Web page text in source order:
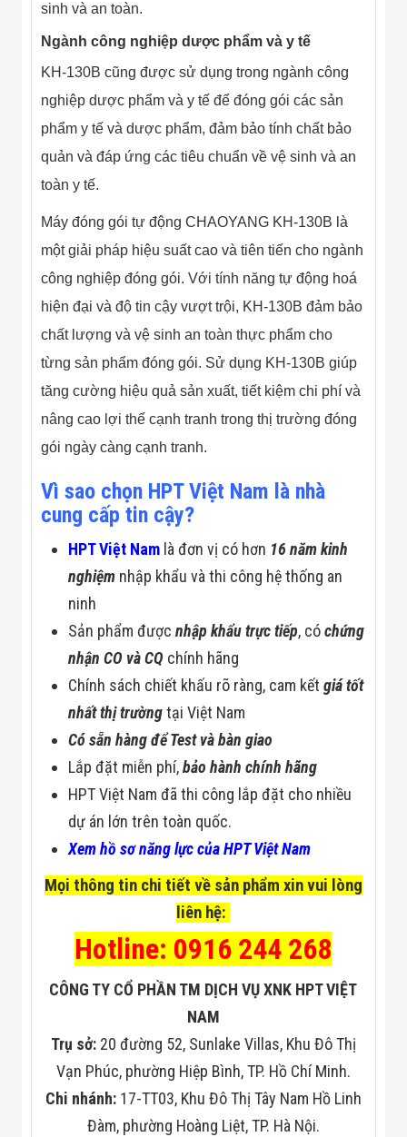
sinh và an toàn.
Ngành công nghiệp dược phẩm và y tế
KH-130B cũng được sử dụng trong ngành công
nghiệp dược phẩm và y tế để đóng gói các sản
phẩm y tế và dược phẩm, đảm bảo tính chất bảo
quản và đáp ứng các tiêu chuẩn về vệ sinh và an
toàn y tế.
Máy đóng gói tự động CHAOYANG KH-130B là
một giải pháp hiệu suất cao và tiên tiến cho ngành
công nghiệp đóng gói. Với tính năng tự động hoá
hiện đại và độ tin cậy vượt trội, KH-130B đảm bảo
chất lượng và vệ sinh an toàn thực phẩm cho
từng sản phẩm đóng gói. Sử dụng KH-130B giúp
tăng cường hiệu quả sản xuất, tiết kiệm chi phí và
nâng cao lợi thế cạnh tranh trong thị trường đóng
gói ngày càng cạnh tranh.
Vì sao chọn HPT Việt Nam là nhà
cung cấp tin cậy?
HPT Việt Nam là đơn vị có hơn 16 năm kinh
nghiệm nhập khẩu và thi công hệ thống an
ninh
Sản phẩm đượcnhập khẩu trực tiếp, cóchứng
nhận CO và CQ chính hãng
Chính sách chiết khấu rõ ràng, cam kếtgiá tốt
nhất thị trườngtại Việt Nam
Có sẵn hàng để Test và bàn giao
Lắp đặt miễn phí,bảo hành chính hãng
HPT Việt Nam đã thi công lắp đặt cho nhiều
dự án lớn trên toàn quốc.
Xem hồ sơ năng lực của HPT Việt Nam
Mọi thông tin chi tiết về sản phẩm xin vui lòng
liên hệ:
Hotline: 0916 244 268
CÔNG TY CỔ PHẦN TM DỊCH VỤ XNK HPT VIỆT
NAM
Trụ sở: 20 đường 52, Sunlake Villas, Khu Đô Thị
Vạn Phúc, phường Hiệp Bình, TP. Hồ Chí Minh.
Chi nhánh:17-TT03, Khu Đô Thị Tây Nam Hồ Linh
Đàm, phường Hoàng Liệt, TP. Hà Nội.